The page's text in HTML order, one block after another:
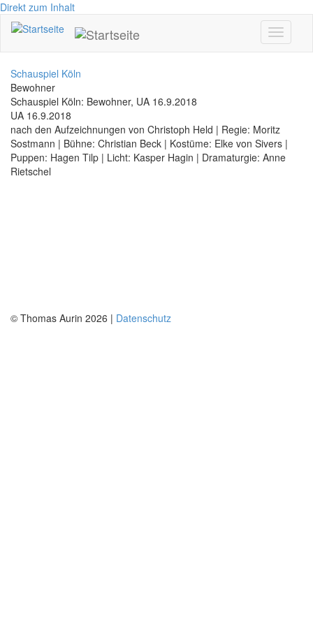
Direkt zum Inhalt
Toggle
Schauspiel Köln
Bewohner
Schauspiel Köln: Bewohner, UA 16.9.2018
UA 16.9.2018
nach den Aufzeichnungen von Christoph Held | Regie: Moritz
Sostmann | Bühne: Christian Beck | Kostüme: Elke von Sivers |
Puppen: Hagen Tilp | Licht: Kasper Hagin | Dramaturgie: Anne
Rietschel
© Thomas Aurin 2026 | Datenschutz